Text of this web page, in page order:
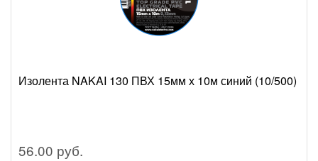
Изолента NAKAI 130 ПВХ 15мм х 10м синий (10/500)
56.00 руб.